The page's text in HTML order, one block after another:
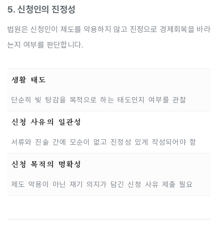
5. 신청인의 진정성
법원은 신청인이 제도를 악용하지 않고 진정으로 경제회복을 바라
는지 여부를 판단합니다.
생활 태도
단순히 빚 탕감을 목적으로 하는 태도인지 여부를 관찰
신청 사유의 일관성
서류와 진술 간에 모순이 없고 진정성 있게 작성되어야 함
신청 목적의 명확성
제도 악용이 아닌 재기 의지가 담긴 신청 사유 제출 필요